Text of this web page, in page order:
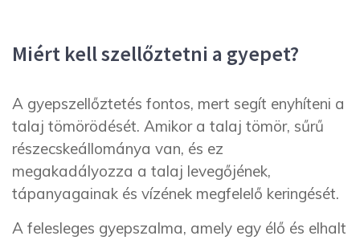
Miért kell szellőztetni a gyepet?
A gyepszellőztetés fontos, mert segít enyhíteni a
talaj tömörödését. Amikor a talaj tömör, sűrű
részecskeállománya van, és ez
megakadályozza a talaj levegőjének,
tápanyagainak és vízének megfelelő keringését.
A felesleges gyepszalma, amely egy élő és elhalt